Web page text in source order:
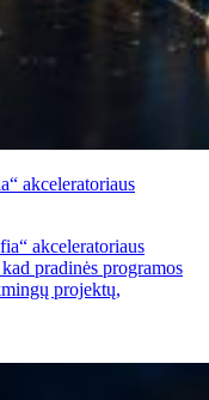
akceleratoriaus
akceleratoriaus
pradinės programos
projektų,